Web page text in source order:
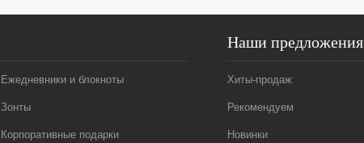
Ежедневники и блокноты
Зонты
Корпоративные подарки
Наши предложения
Хиты-продаж
Рекомендуем
Новинки